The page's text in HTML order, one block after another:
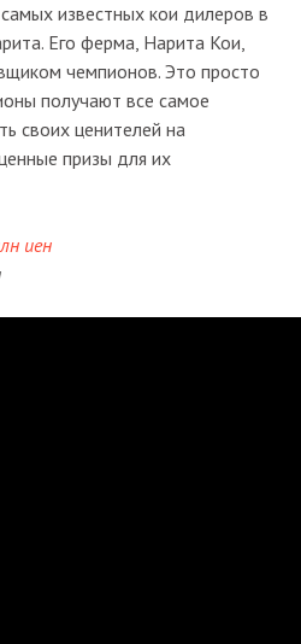
известных кои дилеров в
Его ферма, Нарита Кои,
чемпионов. Это просто
получают все самое
своих ценителей на
призы для их